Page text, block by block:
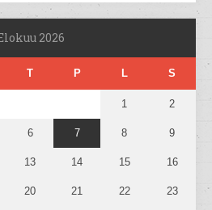
2026
T P L S
1 2
6 7 8 9
13 14 15 16
20 21 22 23